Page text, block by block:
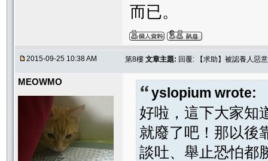
而已。
2015-09-25 10:38 AM 第8樓 文章主題: 回覆: 【求助】被認養人惡
MEOWMO
yslopium wrote:
好啦，這下大家知
就廢了吧！那以後
談吐、舉止恐怕都